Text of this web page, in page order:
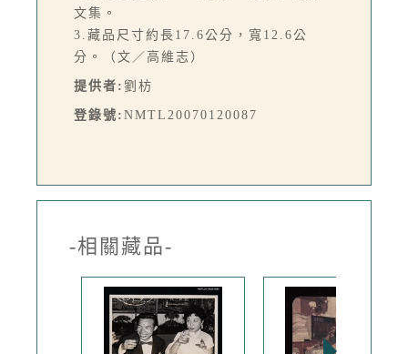
文集。
3.藏品尺寸約長17.6公分，寬12.6公
分。（文／高維志）
提供者: 劉枋
登錄號: NMTL20070120087
-相關藏品-